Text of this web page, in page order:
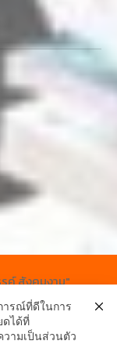
ค์ สังคมงาม"
ารณ์ที่ดีในการ
ดได้ที่
วามเป็นส่วนตัว